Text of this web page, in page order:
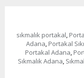
sıkmalık portakal,
Adana, Portakal
Portakal Adana,
Sıkmalık Adana,